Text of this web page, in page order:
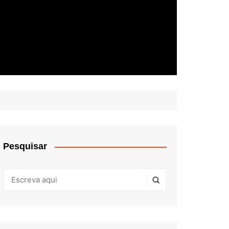
Pesquisar